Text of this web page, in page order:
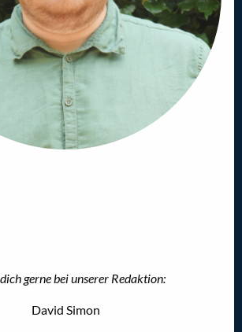
gerne bei unserer Redaktion:
David Simon